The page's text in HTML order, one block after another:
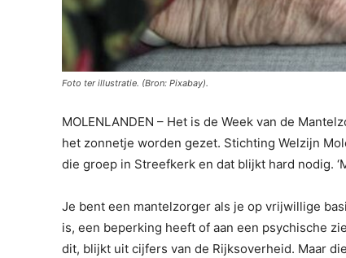
Foto ter illustratie. (Bron: Pixabay).
MOLENLANDEN – Het is de Week van de
het zonnetje worden gezet. Stichting Welzijn
die groep in Streefkerk en dat blijkt hard nodig.
Je bent een mantelzorger als je op vrijwillige
is, een beperking heeft of aan een psychische
dit, blijkt uit cijfers van de Rijksoverheid. Maar